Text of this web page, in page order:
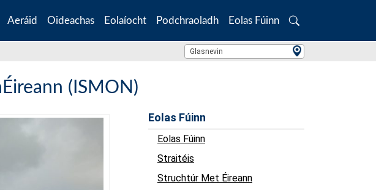
Aeráid Oideachas Eolaíocht Podchraoladh Eolas Fúinn
Search
Location Search
Glasnevin
(ISMON)
Eolas Fúinn
Eolas Fúinn
Straitéis
Struchtúr Met Éireann